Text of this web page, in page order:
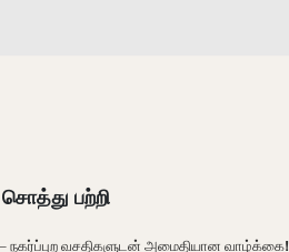
பற்றி
நகர்ப்புற வசதிகளுடன் அமைதியான வாழ்க்கை!